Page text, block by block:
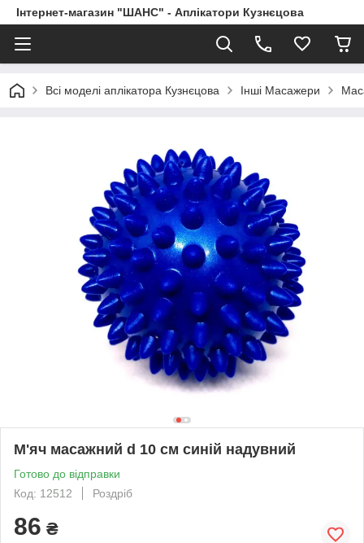
Інтернет-магазин "ШАНС" - Аплікатори Кузнєцова
Всі моделі аплікатора Кузнєцова Інші Масажери
М'яч масажний d 10 см синій надувний
Готово до відправки
Код: 12512
Роздріб
86 ₴